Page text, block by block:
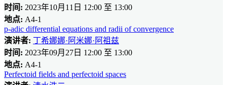
时间: 2023年10月11日 12:00 至 13:00
地点: A4-1
p-adic differential equations and radii of convergence
演讲者: 丁希娜娜·阿米娜·阿祖兹
时间: 2023年09月27日 12:00 至 13:00
地点: A4-1
Perfectoid fields and perfectoid spaces